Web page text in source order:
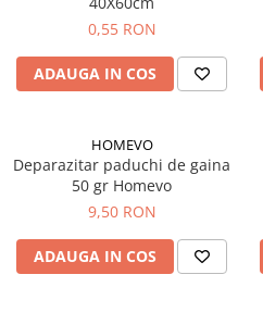
Accesorii pentru irigatii
Filtre
Erbicide
Insecticide
Tratament seminte
0,55 RON
ADAUGA IN COS
HOMEVO
Deparazitar paduchi de gaina
50 gr Homevo
9,50 RON
ADAUGA IN COS